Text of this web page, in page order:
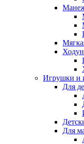
Игрушки и
Для
Для